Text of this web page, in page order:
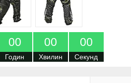
00
Годин
00
Хвилин
00
Секунд